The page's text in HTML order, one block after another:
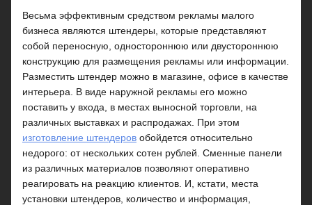
Весьма эффективным средством рекламы малого
бизнеса являются штендеры, которые представляют
собой переносную, одностороннюю или двустороннюю
конструкцию для размещения рекламы или информации.
Разместить штендер можно в магазине, офисе в качестве
интерьера. В виде наружной рекламы его можно
поставить у входа, в местах выносной торговли, на
различных выставках и распродажах. При этом
изготовление штендеров обойдется относительно
недорого: от нескольких сотен рублей. Сменные панели
из различных материалов позволяют оперативно
реагировать на реакцию клиентов. И, кстати, места
установки штендеров, количество и информация,